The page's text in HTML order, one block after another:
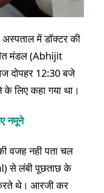
में डॉक्टर की
मंडल (Abhijit
दोपहर 12:30 बजे
लिए कहा गया था।
नमूने
वजह नही पता चल
से लंबी पूछताछ के
थे। आरजी कर